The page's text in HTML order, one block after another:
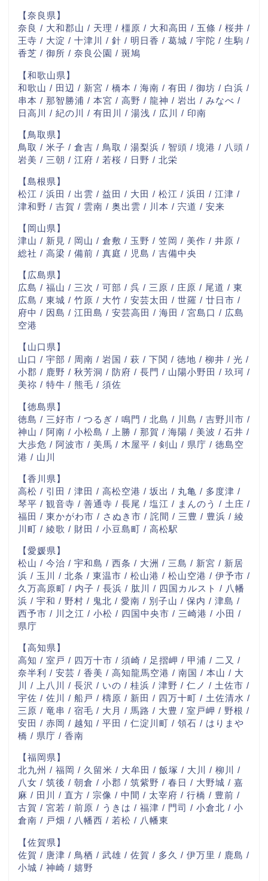
【奈良県】
奈良 / 大和郡山 / 天理 / 橿原 / 大和高田 / 五條 / 桜井 /
王寺 / 大淀 / 十津川 / 針 / 明日香 / 葛城 / 宇陀 / 生駒 /
香芝 / 御所 / 奈良公園 / 斑鳩
【和歌山県】
和歌山 / 田辺 / 新宮 / 橋本 / 海南 / 有田 / 御坊 / 白浜 /
串本 / 那智勝浦 / 本宮 / 高野 / 龍神 / 岩出 / みなべ /
日高川 / 紀の川 / 有田川 / 湯浅 / 広川 / 印南
【鳥取県】
鳥取 / 米子 / 倉吉 / 鳥取 / 湯梨浜 / 智頭 / 境港 / 八頭 /
岩美 / 三朝 / 江府 / 若桜 / 日野 / 北栄
【島根県】
松江 / 浜田 / 出雲 / 益田 / 大田 / 松江 / 浜田 / 江津 /
津和野 / 吉賀 / 雲南 / 奥出雲 / 川本 / 宍道 / 安来
【岡山県】
津山 / 新見 / 岡山 / 倉敷 / 玉野 / 笠岡 / 美作 / 井原 /
総社 / 高梁 / 備前 / 真庭 / 児島 / 吉備中央
【広島県】
広島 / 福山 / 三次 / 可部 / 呉 / 三原 / 庄原 / 尾道 / 東
広島 / 東城 / 竹原 / 大竹 / 安芸太田 / 世羅 / 廿日市 /
府中 / 因島 / 江田島 / 安芸高田 / 海田 / 宮島口 / 広島
空港
【山口県】
山口 / 宇部 / 周南 / 岩国 / 萩 / 下関 / 徳地 / 柳井 / 光 /
小郡 / 鹿野 / 秋芳洞 / 防府 / 長門 / 山陽小野田 / 玖珂 /
美祢 / 特牛 / 熊毛 / 須佐
【徳島県】
徳島 / 三好市 / つるぎ / 鳴門 / 北島 / 川島 / 吉野川市 /
神山 / 阿南 / 小松島 / 上勝 / 那賀 / 海陽 / 美波 / 石井 /
大歩危 / 阿波市 / 美馬 / 木屋平 / 剣山 / 県庁 / 徳島空
港 / 山川
【香川県】
高松 / 引田 / 津田 / 高松空港 / 坂出 / 丸亀 / 多度津 /
琴平 / 観音寺 / 善通寺 / 長尾 / 塩江 / まんのう / 土庄 /
福田 / 東かがわ市 / さぬき市 / 詫間 / 三豊 / 豊浜 / 綾
川町 / 綾歌 / 財田 / 小豆島町 / 高松駅
【愛媛県】
松山 / 今治 / 宇和島 / 西条 / 大洲 / 三島 / 新宮 / 新居
浜 / 玉川 / 北条 / 東温市 / 松山港 / 松山空港 / 伊予市 /
久万高原町 / 内子 / 長浜 / 肱川 / 四国カルスト / 八幡
浜 / 宇和 / 野村 / 鬼北 / 愛南 / 別子山 / 保内 / 津島 /
西予市 / 川之江 / 小松 / 四国中央市 / 三崎港 / 小田 /
県庁
【高知県】
高知 / 室戸 / 四万十市 / 須崎 / 足摺岬 / 甲浦 / 二又 /
奈半利 / 安芸 / 香美 / 高知龍馬空港 / 南国 / 本山 / 大
川 / 上八川 / 長沢 / いの / 桂浜 / 津野 / 仁ノ / 土佐市 /
宇佐 / 佐川 / 船戸 / 檮原 / 新田 / 四万十町 / 土佐清水 /
三原 / 竜串 / 宿毛 / 大月 / 馬路 / 大豊 / 室戸岬 / 野根 /
安田 / 赤岡 / 越知 / 平田 / 仁淀川町 / 領石 / はりまや
橋 / 県庁 / 香南
【福岡県】
北九州 / 福岡 / 久留米 / 大牟田 / 飯塚 / 大川 / 柳川 /
八女 / 筑後 / 朝倉 / 小郡 / 筑紫野 / 春日 / 大野城 / 嘉
麻 / 田川 / 直方 / 宗像 / 中間 / 太宰府 / 行橋 / 豊前 /
古賀 / 宮若 / 前原 / うきは / 福津 / 門司 / 小倉北 / 小
倉南 / 戸畑 / 八幡西 / 若松 / 八幡東
【佐賀県】
佐賀 / 唐津 / 鳥栖 / 武雄 / 佐賀 / 多久 / 伊万里 / 鹿島 /
小城 / 神崎 / 嬉野